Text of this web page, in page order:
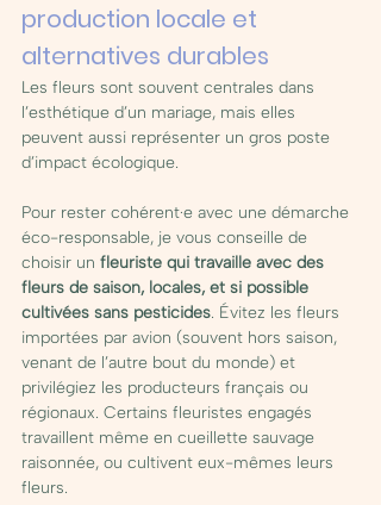
production locale et
alternatives durables
Les fleurs sont souvent centrales dans
l’esthétique d’un mariage, mais elles
peuvent aussi représenter un gros poste
d’impact écologique.
Pour rester cohérent·e avec une démarche
éco-responsable, je vous conseille de
choisir un fleuriste qui travaille avec des
fleurs de saison, locales, et si possible
cultivées sans pesticides. Évitez les fleurs
importées par avion (souvent hors saison,
venant de l’autre bout du monde) et
privilégiez les producteurs français ou
régionaux. Certains fleuristes engagés
travaillent même en cueillette sauvage
raisonnée, ou cultivent eux-mêmes leurs
fleurs.